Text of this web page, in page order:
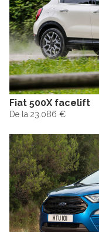
Fiat 500X facelift
De la 23.086 €